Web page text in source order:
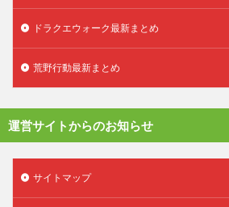
ドラクエウォーク最新まとめ
荒野行動最新まとめ
運営サイトからのお知らせ
サイトマップ